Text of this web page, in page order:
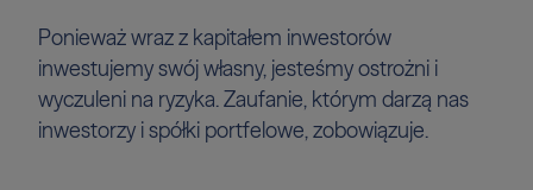
Ponieważ wraz z kapitałem inwestorów
inwestujemy swój własny, jesteśmy ostrożni i
wyczuleni na ryzyka. Zaufanie, którym darzą nas
inwestorzy i spółki portfelowe, zobowiązuje.